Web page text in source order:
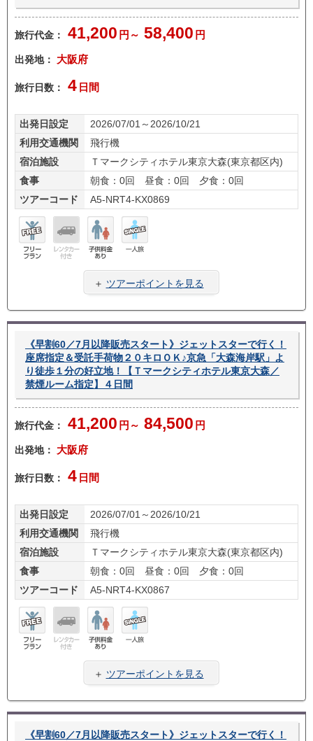
旅行代金： 41,200 円～ 58,400 円
出発地： 大阪府
旅行日数： 4 日間
出発日設定
2026/07/01～2026/10/21
利用交通機関
飛行機
宿泊施設
Ｔマークシティホテル東京大森(東京都区内)
食事
朝食：0回 昼食：0回 夕食：0回
ツアーコード
A5-NRT4-KX0869
料金
旅
＋ ツアーポイントを見る
《早割60／7月以降販売スタート》ジェットスターで行く！
座席指定＆受託手荷物２０キロＯＫ♪京急「大森海岸駅」よ
り徒歩１分の好立地！【Ｔマークシティホテル東京大森／
禁煙ルーム指定】４日間
旅行代金： 41,200 円～ 84,500 円
出発地： 大阪府
旅行日数： 4 日間
出発日設定
2026/07/01～2026/10/21
利用交通機関
飛行機
宿泊施設
Ｔマークシティホテル東京大森(東京都区内)
食事
朝食：0回 昼食：0回 夕食：0回
ツアーコード
A5-NRT4-KX0867
料金
旅
＋ ツアーポイントを見る
《早割60／7月以降販売スタート》ジェットスターで行く！